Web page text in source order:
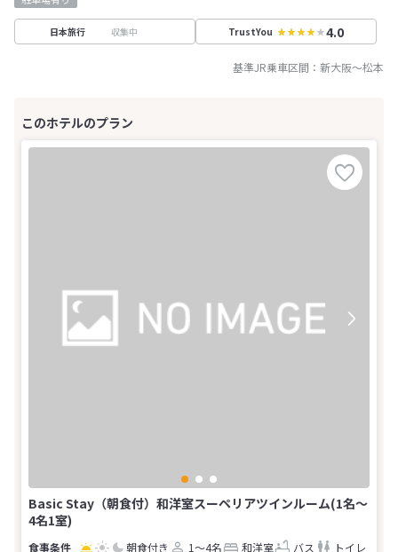
日本旅行 収集中 TrustYou 4.0
基準JR乗車区間： 新大阪～松本
Basic Stay（朝食付）和洋室スーペリアツインルーム(1名～
4名1室)
朝食付き 1～4名 和洋室 バス
トイレ